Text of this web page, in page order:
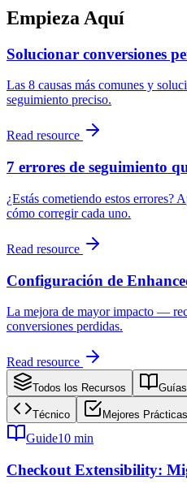
Empieza Aquí
Solucionar conversiones
Las 8 causas más comunes y
seguimiento preciso.
Read resource
7 errores de seguimiento
¿Estás cometiendo estos errores?
cómo corregir cada uno.
Read resource
Configuración de
La mejora de mayor impacto —
conversiones perdidas.
Read resource
Todos los Recursos Guías
Técnico Mejores Prácticas
Guide10 min
Checkout Extensibility: